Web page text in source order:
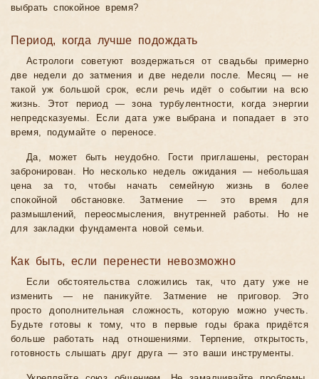
выбрать спокойное время?
Период, когда лучше подождать
Астрологи советуют воздержаться от свадьбы примерно
две недели до затмения и две недели после. Месяц — не
такой уж большой срок, если речь идёт о событии на всю
жизнь. Этот период — зона турбулентности, когда энергии
непредсказуемы. Если дата уже выбрана и попадает в это
время, подумайте о переносе.
Да, может быть неудобно. Гости приглашены, ресторан
забронирован. Но несколько недель ожидания — небольшая
цена за то, чтобы начать семейную жизнь в более
спокойной обстановке. Затмение — это время для
размышлений, переосмысления, внутренней работы. Но не
для закладки фундамента новой семьи.
Как быть, если перенести невозможно
Если обстоятельства сложились так, что дату уже не
изменить — не паникуйте. Затмение не приговор. Это
просто дополнительная сложность, которую можно учесть.
Будьте готовы к тому, что в первые годы брака придётся
больше работать над отношениями. Терпение, открытость,
готовность слышать друг друга — это ваши инструменты.